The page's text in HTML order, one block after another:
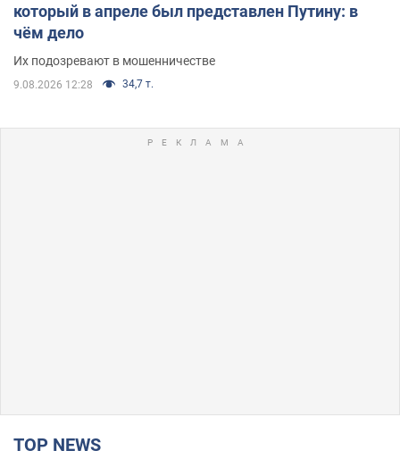
который в апреле был представлен Путину: в
чём дело
Их подозревают в мошенничестве
9.08.2026 12:28 34,7 т.
TOP NEWS